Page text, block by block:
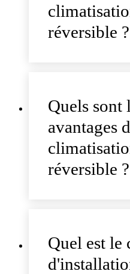
réversible ?
Quels sont
avantages
réversible ?
Quel est le